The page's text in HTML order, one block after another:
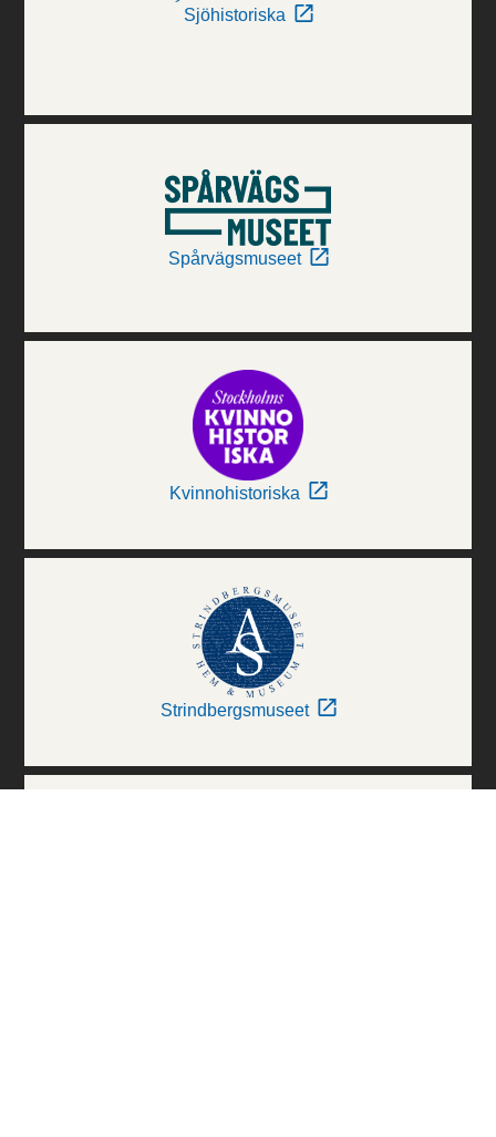
Sjöhistoriska
Spårvägsmuseet
Kvinnohistoriska
Strindbergsmuseet